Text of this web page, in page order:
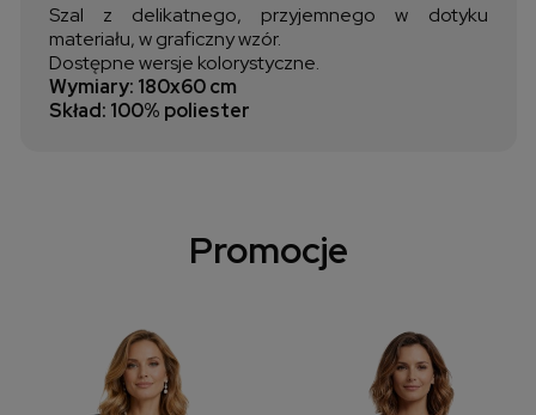
Szal z delikatnego, przyjemnego w dotyku
materiału, w graficzny wzór.
Dostępne wersje kolorystyczne.
Wymiary: 180x60 cm
Skład: 100% poliester
Promocje